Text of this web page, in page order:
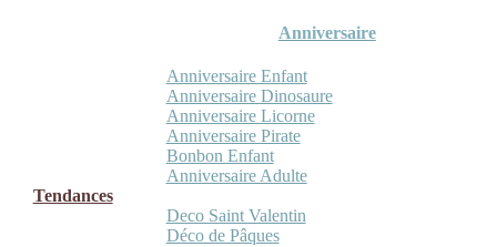
Anniversaire
Anniversaire Enfant
Anniversaire Dinosaure
Anniversaire Licorne
Anniversaire Pirate
Bonbon Enfant
Anniversaire Adulte
Tendances
Deco Saint Valentin
Déco de Pâques